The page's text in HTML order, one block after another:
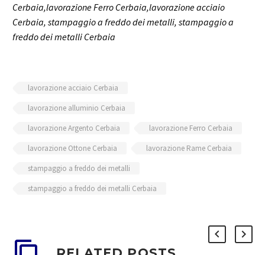
Cerbaia,lavorazione Ferro Cerbaia,lavorazione acciaio
Cerbaia, stampaggio a freddo dei metalli, stampaggio a
freddo dei metalli Cerbaia
lavorazione acciaio Cerbaia
lavorazione alluminio Cerbaia
lavorazione Argento Cerbaia
lavorazione Ferro Cerbaia
lavorazione Ottone Cerbaia
lavorazione Rame Cerbaia
stampaggio a freddo dei metalli
stampaggio a freddo dei metalli Cerbaia